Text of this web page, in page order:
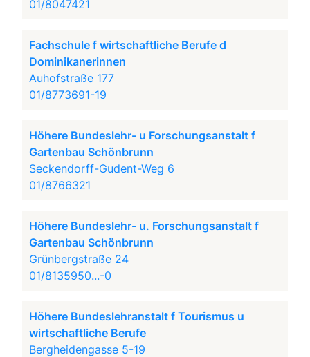
01/8047421
Fachschule f wirtschaftliche Berufe d
Dominikanerinnen
Auhofstraße 177
01/8773691-19
Höhere Bundeslehr- u Forschungsanstalt f
Gartenbau Schönbrunn
Seckendorff-Gudent-Weg 6
01/8766321
Höhere Bundeslehr- u. Forschungsanstalt f
Gartenbau Schönbrunn
Grünbergstraße 24
01/8135950...-0
Höhere Bundeslehranstalt f Tourismus u
wirtschaftliche Berufe
Bergheidengasse 5-19